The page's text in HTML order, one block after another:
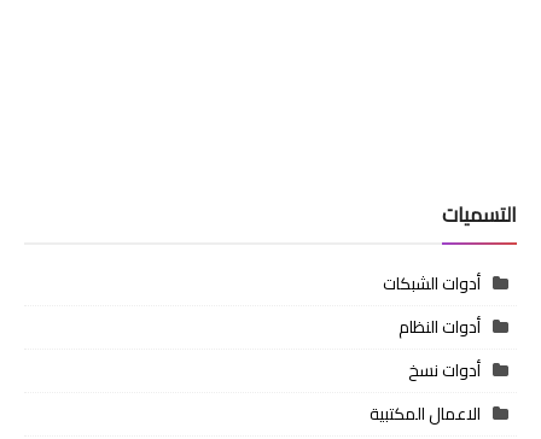
التسميات
أدوات الشبكات
أدوات النظام
أدوات نسخ
الاعمال المكتبية